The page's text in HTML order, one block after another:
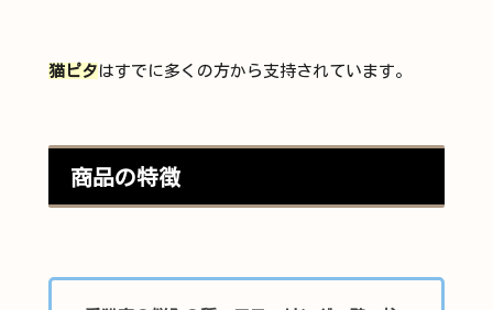
猫ピタ はすでに多くの方から支持されています。
商品の特徴